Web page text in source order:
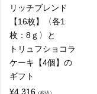
リッチブレンド
【16枚】〈各1
枚：8ｇ〉と
トリュフショコラ
ケーキ【4個】の
ギフト
¥4,316